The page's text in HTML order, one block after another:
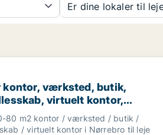
Er dine lokaler til
i Ringsted
værksted, butik,
kontor, værksted, butik,
virtuelt kontor,
showroom eller
til leje i Nørrebro
80 m2 kontor / værksted / butik /
/ virtuelt kontor i Nørrebro til leje